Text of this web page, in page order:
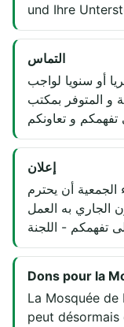
und Ihre
التماس
أو سنويا لواجب
و المتوفر بمكتب
إعلان
أن يحترم
الجاري به العمل
تفهمكم - اللجنة
Dons pour la
La Mosquée
peut